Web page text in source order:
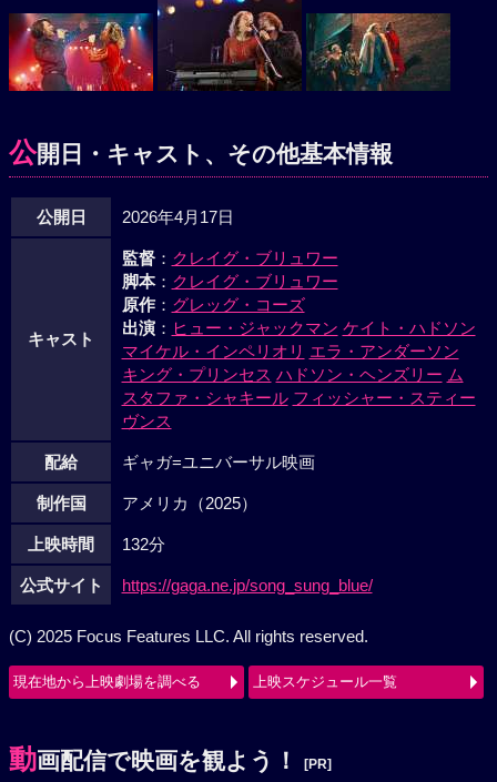
公開日・キャスト、その他基本情報
公開日 2026年4月17日
キャスト
監督： クレイグ・ブリュワー
脚本： クレイグ・ブリュワー
原作： グレッグ・コーズ
出演： ヒュー・ジャックマン ケイト・ハドソン
マイケル・インペリオリ エラ・アンダーソン
キング・プリンセス ハドソン・ヘンズリー ム
スタファ・シャキール フィッシャー・スティー
ヴンス
配給 ギャガ=ユニバーサル映画
制作国 アメリカ（2025）
上映時間 132分
公式サイト https://gaga.ne.jp/song_sung_blue/
(C) 2025 Focus Features LLC. All rights reserved.
現在地から上映劇場を調べる 上映スケジュール一覧
動画配信で映画を観よう！ [PR]